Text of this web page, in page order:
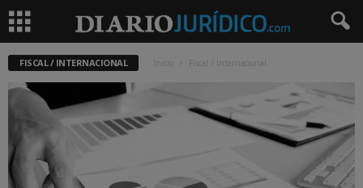
FISCAL / INTERNACIONAL Inicio Fiscal / Internacional